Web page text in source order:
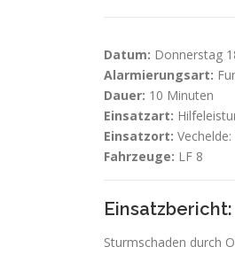
Datum: Donnerstag
Alarmierungsart:
Dauer: 10 Minuten
Einsatzart:
Einsatzort:
Fahrzeuge: LF 8
Einsatzbericht:
Sturmschaden durch